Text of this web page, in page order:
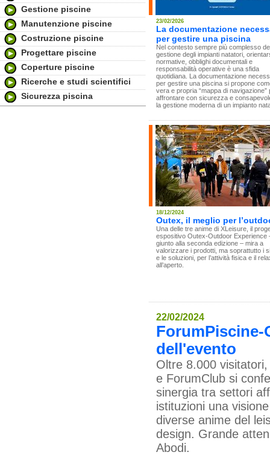
Gestione piscine
Manutenzione piscine
Costruzione piscine
Progettare piscine
Coperture piscine
Ricerche e studi scientifici
Sicurezza piscina
23/02/2026
La documentazione
per gestire una piscina
Nel contesto sempre più complesso
gestione degli impianti natatori,
normative, obblighi documentali e
responsabilità operative è una sfida
quotidiana. La documentazione
per gestire una piscina si propone
vera e propria “mappa di navigazione”
affrontare con sicurezza e
la gestione moderna di un impianto
18/12/2024
Outex, il meglio per
Una delle tre anime di XLeisure, il
espositivo Outex-Outdoor Experience
giunto alla seconda edizione – mira a
valorizzare i prodotti, ma soprattutto i
e le soluzioni, per l’attività fisica e il
all’aperto.
22/02/2024
ForumPiscine-
dell'evento
Oltre 8.000
e ForumClub si
sinergia tra settori
istituzioni una
diverse anime del
design. Grande
Abodi.